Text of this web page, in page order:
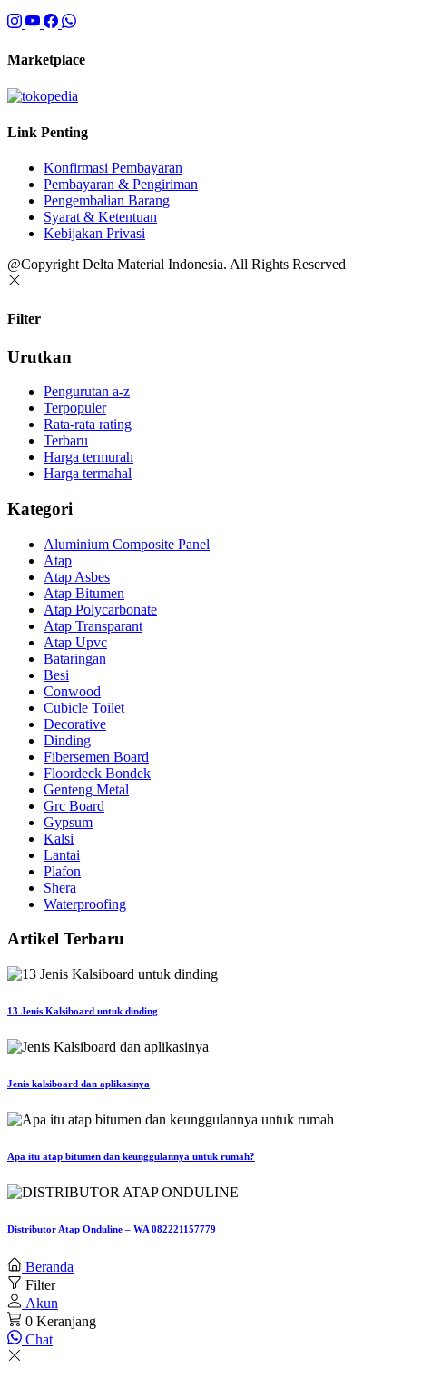
Marketplace
Link Penting
Konfirmasi Pembayaran
Pembayaran & Pengiriman
Pengembalian Barang
Syarat & Ketentuan
Kebijakan Privasi
@Copyright Delta Material Indonesia. All Rights Reserved
Filter
Urutkan
Pengurutan a-z
Terpopuler
Rata-rata rating
Terbaru
Harga termurah
Harga termahal
Kategori
Aluminium Composite Panel
Atap
Atap Asbes
Atap Bitumen
Atap Polycarbonate
Atap Transparant
Atap Upvc
Bataringan
Besi
Conwood
Cubicle Toilet
Decorative
Dinding
Fibersemen Board
Floordeck Bondek
Genteng Metal
Grc Board
Gypsum
Kalsi
Lantai
Plafon
Shera
Waterproofing
Artikel Terbaru
13 Jenis Kalsiboard untuk dinding
Jenis kalsiboard dan aplikasinya
Apa itu atap bitumen dan keunggulannya untuk rumah?
Distributor Atap Onduline – WA 082221157779
Beranda
Filter
Akun
0 Keranjang
Chat